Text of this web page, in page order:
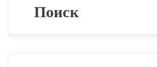
Поиск